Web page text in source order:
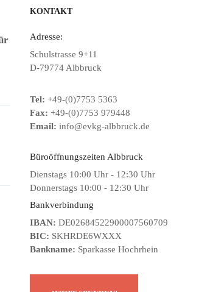
KONTAKT
Adresse:
Schulstrasse 9+11
D-79774 Albbruck
Tel: +49-(0)7753 5363
Fax: +49-(0)7753 979448
Email: info@evkg-albbruck.de
Büroöffnungszeiten Albbruck
Dienstags 10:00 Uhr - 12:30 Uhr
Donnerstags 10:00 - 12:30 Uhr
Bankverbindung
IBAN: DE02684522900007560709
BIC: SKHRDE6WXXX
Bankname: Sparkasse Hochrhein